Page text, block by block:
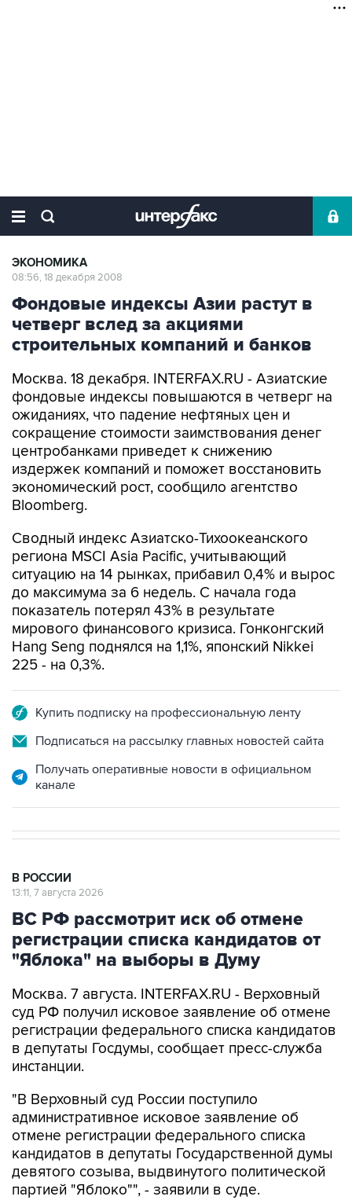
ЭКОНОМИКА
08:56, 18 декабря 2008
Фондовые индексы Азии растут в
четверг вслед за акциями
строительных компаний и банков
Москва. 18 декабря. INTERFAX.RU - Азиатские
фондовые индексы повышаются в четверг на
ожиданиях, что падение нефтяных цен и
сокращение стоимости заимствования денег
центробанками приведет к снижению
издержек компаний и поможет восстановить
экономический рост, сообщило агентство
Bloomberg.
Сводный индекс Азиатско-Тихоокеанского
региона MSCI Asia Pacific, учитывающий
ситуацию на 14 рынках, прибавил 0,4% и вырос
до максимума за 6 недель. С начала года
показатель потерял 43% в результате
мирового финансового кризиса. Гонконгский
Hang Seng поднялся на 1,1%, японский Nikkei
225 - на 0,3%.
Купить подписку на профессиональную ленту
Подписаться на рассылку главных новостей сайта
Получать оперативные новости в официальном
канале
В РОССИИ
13:11, 7 августа 2026
ВС РФ рассмотрит иск об отмене
регистрации списка кандидатов от
"Яблока" на выборы в Думу
Москва. 7 августа. INTERFAX.RU - Верховный
суд РФ получил исковое заявление об отмене
регистрации федерального списка кандидатов
в депутаты Госдумы, сообщает пресс-служба
инстанции.
"В Верховный суд России поступило
административное исковое заявление об
отмене регистрации федерального списка
кандидатов в депутаты Государственной думы
девятого созыва, выдвинутого политической
партией "Яблоко"", - заявили в суде.